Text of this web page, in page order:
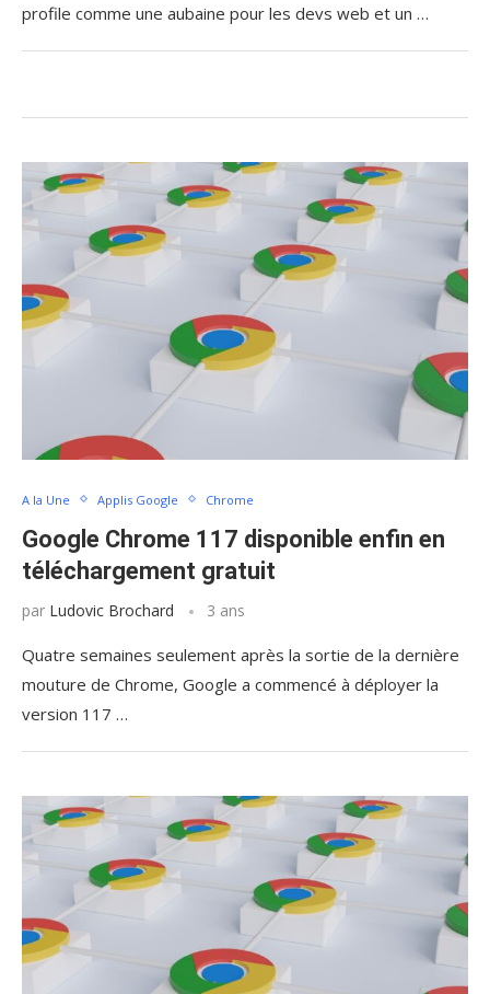
profile comme une aubaine pour les devs web et un …
A la Une Applis Google Chrome
Google Chrome 117 disponible enfin en
téléchargement gratuit
par Ludovic Brochard 3 ans
Quatre semaines seulement après la sortie de la dernière
mouture de Chrome, Google a commencé à déployer la
version 117 …